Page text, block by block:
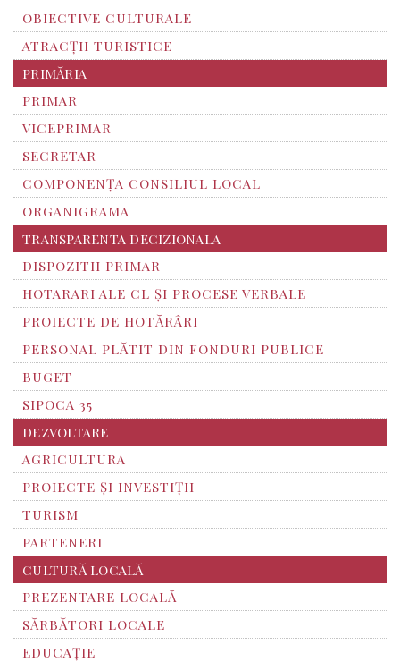
OBIECTIVE CULTURALE
ATRACȚII TURISTICE
PRIMĂRIA
PRIMAR
VICEPRIMAR
SECRETAR
COMPONENȚA CONSILIUL LOCAL
ORGANIGRAMA
TRANSPARENTA DECIZIONALA
DISPOZITII PRIMAR
HOTARARI ALE CL ȘI PROCESE VERBALE
PROIECTE DE HOTĂRÂRI
PERSONAL PLĂTIT DIN FONDURI PUBLICE
BUGET
SIPOCA 35
DEZVOLTARE
AGRICULTURA
PROIECTE ȘI INVESTIȚII
TURISM
PARTENERI
CULTURĂ LOCALĂ
PREZENTARE LOCALĂ
SĂRBĂTORI LOCALE
EDUCAȚIE